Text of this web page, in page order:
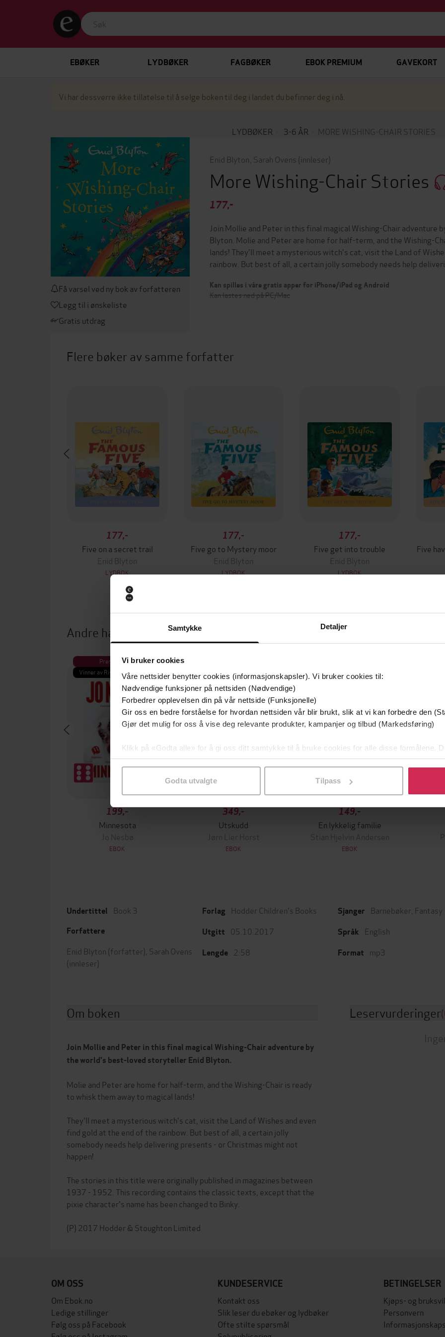
Samtykke Detaljer
Vi bruker cookies
Våre nettsider benytter cookies (informasjonskapsler). Vi bruker cookies til:
Nødvendige funksjoner på nettsiden (Nødvendige)
Forbedrer opplevelsen din på vår nettside (Funksjonelle)
Gir oss en bedre forståelse for hvordan nettsiden vår blir brukt, slik at vi kan forbedre den
Gjør det mulig for oss å vise deg relevante produkter, kampanjer og tilbud (Markedsføring)
Klikk på «Godta alle» for å gi oss ditt samtykke til å bruke cookies for alle disse formålene.
samtykke til spesifikke formål ved å klikke på «Tilpass». Du kan når som helst trekke
Godta utvalgte Tilpass
EBØKER LYDBØKER FAGBØKER EBOK PREMIUM GAVEKORT
Vi har dessverre ikke tillatelse til å selge boken til deg i landet du befinner deg i nå.
LYDBØKER 3-6 ÅR MORE WISHING-CHAIR STORIES
Få varsel ved ny bok av forfatteren
Legg til i ønskeliste
Gratis utdrag
Enid Blyton Sarah Ovens (innleser)
More Wishing-Chair Stories
177,-
Join Mollie and Peter in this final magical Wishing-Chair
Blyton. Molie and Peter are home for half-term, and the Wishing-
lands! They'll meet a mysterious witch's cat, visit the Land of
rainbow. But best of all, a certain jolly somebody needs help
Kan spilles i våre gratis apper for iPhone/iPad og Android
Kan lastes ned på PC/Mac
Flere bøker av samme forfatter
177,-
Five on a secret trail
Enid Blyton
LYDBOK
177,-
Five go to Mystery moor
Enid Blyton
LYDBOK
177,-
Five get into trouble
Enid Blyton
LYDBOK
Five
Andre har også kjøpt
Premium
Vinner av Rivertonprisen
199,-
Minnesota
Jo Nesbø
EBOK
Første gang på tilbud
349,-
Utskudd
Jørn Lier Horst
EBOK
149,-
En lykkelig familie
Stian Hjelvin Andersen
EBOK
Undertittel Book 3
Forfattere
Enid Blyton (forfatter), Sarah Ovens
(innleser)
Forlag Hodder Children's Books
Utgitt 05.10.2017
Lengde 2:58
Sjanger Barnebøker Fantasy
Språk English
Format mp3
Om boken
Join Mollie and Peter in this final magical Wishing-Chair adventure by
the world's best-loved storyteller Enid Blyton.
Molie and Peter are home for half-term, and the Wishing-Chair is ready
to whisk them away to magical lands!
They'll meet a mysterious witch's cat, visit the Land of Wishes and even
find gold at the end of the rainbow. But best of all, a certain jolly
somebody needs help delivering presents - or Christmas might not
happen!
The stories in this title were originally published in magazines between
1937 - 1952. This recording contains the classic texts, except that the
pixie character's name has been changed to Binky.
Leservurderinger
OM OSS
Om Ebok.no
Ledige stillinger
Følg oss på Facebook
KUNDESERVICE
Kontakt oss
Slik leser du ebøker og lydbøker
Ofte stilte spørsmål
BETINGELSER
Kjøps- og
Personvern